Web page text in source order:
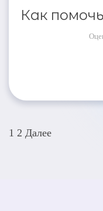
Как
1 2 Далее